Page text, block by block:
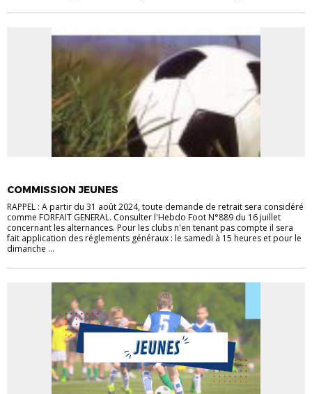
COMMISSION JEUNES
RAPPEL : A partir du 31 août 2024, toute demande de retrait sera considéré
comme FORFAIT GENERAL. Consulter l'Hebdo Foot N°889 du 16 juillet
concernant les alternances. Pour les clubs n'en tenant pas compte il sera
fait application des réglements généraux : le samedi à 15 heures et pour le
dimanche ...